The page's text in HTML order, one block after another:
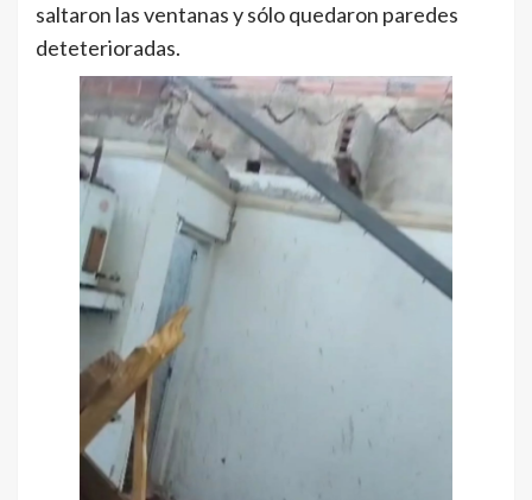
saltaron las ventanas y sólo quedaron paredes
deteterioradas.